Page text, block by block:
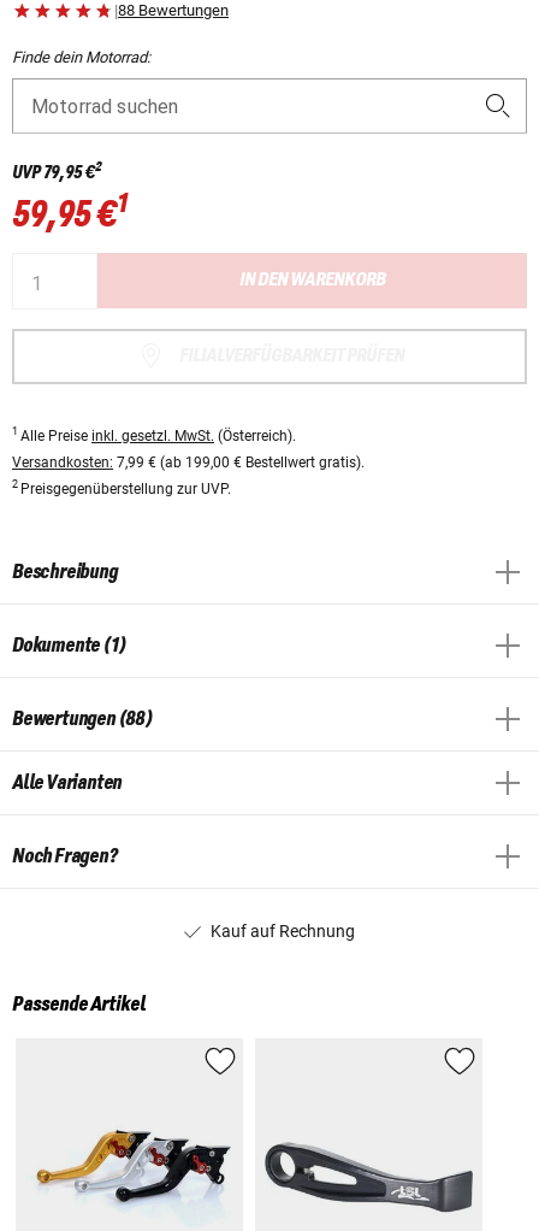
|88 Bewertungen
Finde dein Motorrad:
Motorrad suchen
UVP79,95 €2
59,95 €1
IN DEN WARENKORB
1 Alle Preise inkl. gesetzl. MwSt. (Österreich).
Versandkosten: 7,99 € (ab 199,00 € Bestellwert gratis).
2 Preisgegenüberstellung zur UVP.
Beschreibung
Dokumente (1)
Bewertungen (88)
Alle Varianten
Noch Fragen?
Kauf auf Rechnung
Passende Artikel